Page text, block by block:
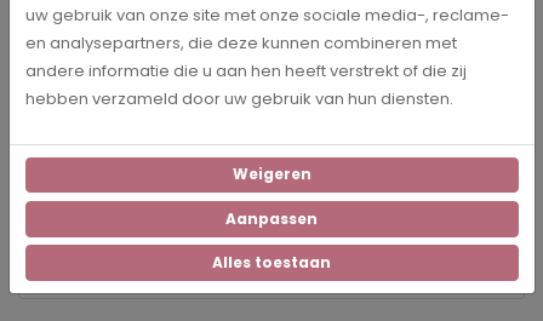
Specificaties
Materiaal lijst pvc-doek
uw gebruik van onze site met onze sociale media-, reclame-
en analysepartners, die deze kunnen combineren met
andere informatie die u aan hen heeft verstrekt of die zij
hebben verzameld door uw gebruik van hun diensten.
Weigeren
Aanpassen
Alles toestaan